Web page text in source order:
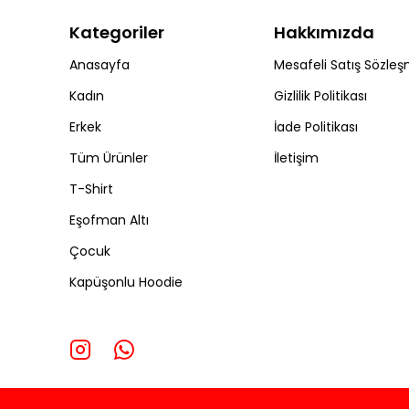
Kategoriler
Anasayfa
Kadın
Erkek
Tüm Ürünler
T-Shirt
Eşofman Altı
Çocuk
Kapüşonlu Hoodie
Hakkımızda
Mesafeli Satış
Gizlilik Politikası
İade Politikası
İletişim